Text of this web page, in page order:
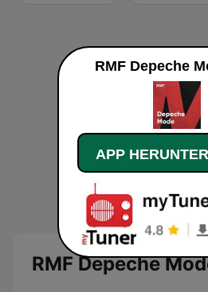
RMF Depeche
RMF Depeche
APP